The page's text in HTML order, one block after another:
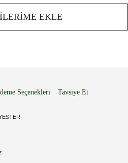
EKLE
Seçenekleri Tavsiye Et